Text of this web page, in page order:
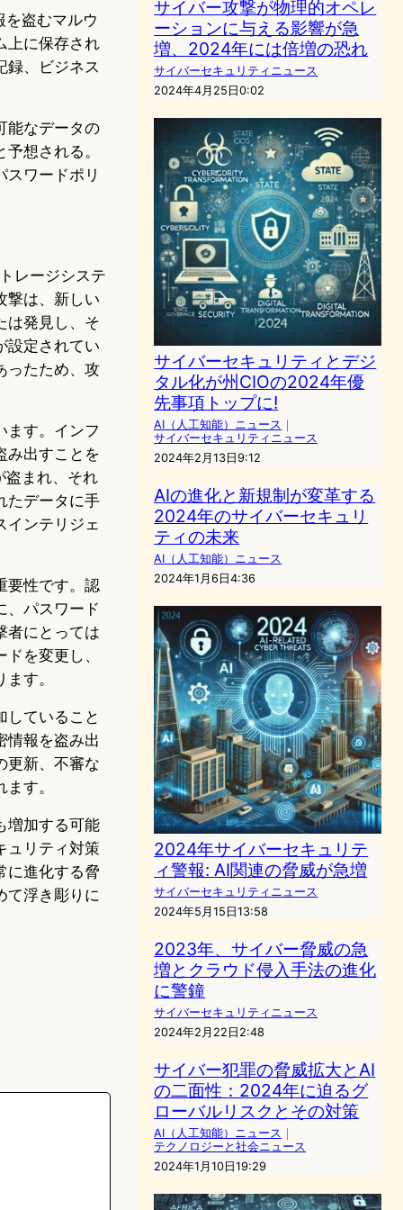
盗むマルウ
上に保存され
録、ビジネス
能なデータの
想される。
スワードポリ
レージシステ
撃は、新しい
は発見し、そ
設定されてい
ったため、攻
ます。インフ
み出すことを
盗まれ、それ
たデータに手
インテリジェ
要性です。認
、パスワード
者にとっては
を変更し、
す。
していること
情報を盗み出
更新、不審な
す。
増加する可能
ュリティ対策
に進化する脅
て浮き彫りに
サイバー攻撃が物理的オペレ
ーションに与える影響が急
増、2024年には倍増の恐れ
サイバーセキュリティニュース
2024年4月25日0:02
サイバーセキュリティとデジ
タル化が州CIOの2024年優
先事項トップに!
AI（人工知能）ニュース ｜
サイバーセキュリティニュース
2024年2月13日9:12
AIの進化と新規制が変革する
2024年のサイバーセキュリ
ティの未来
AI（人工知能）ニュース
2024年1月6日4:36
2024年サイバーセキュリテ
ィ警報: AI関連の脅威が急増
サイバーセキュリティニュース
2024年5月15日13:58
2023年、サイバー脅威の急
増とクラウド侵入手法の進化
に警鐘
サイバーセキュリティニュース
2024年2月22日2:48
サイバー犯罪の脅威拡大とAI
の二面性：2024年に迫るグ
ローバルリスクとその対策
AI（人工知能）ニュース ｜
テクノロジーと社会ニュース
2024年1月10日19:29